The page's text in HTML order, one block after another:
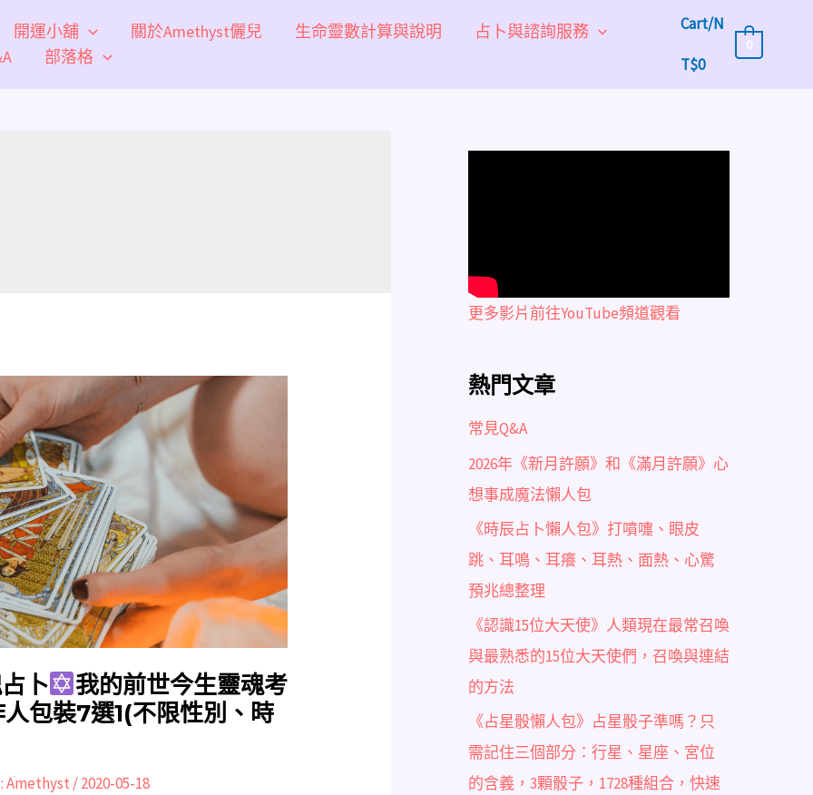
開運小舖 關於Amethyst儷兒 生命靈數計算與說明
占卜與諮詢服務
部落格
Cart/N
T$0
0
卜
我的前世今生靈魂考
包裝7選1(不限性別、時
Amethyst /2020-05-18
更多影片前往YouTube頻道觀看
熱門文章
常見Q&A
2026年《新月許願》和《滿月許願》心
想事成魔法懶人包
《時辰占卜懶人包》打噴嚏、眼皮
跳、耳鳴、耳癢、耳熱、面熱、心驚
預兆總整理
《認識15位大天使》人類現在最常召喚
與最熟悉的15位大天使們，召喚與連結
的方法
《占星骰懶人包》占星骰子準嗎？只
需記住三個部分：行星、星座、宮位
的含義，3顆骰子，1728種組合，快速